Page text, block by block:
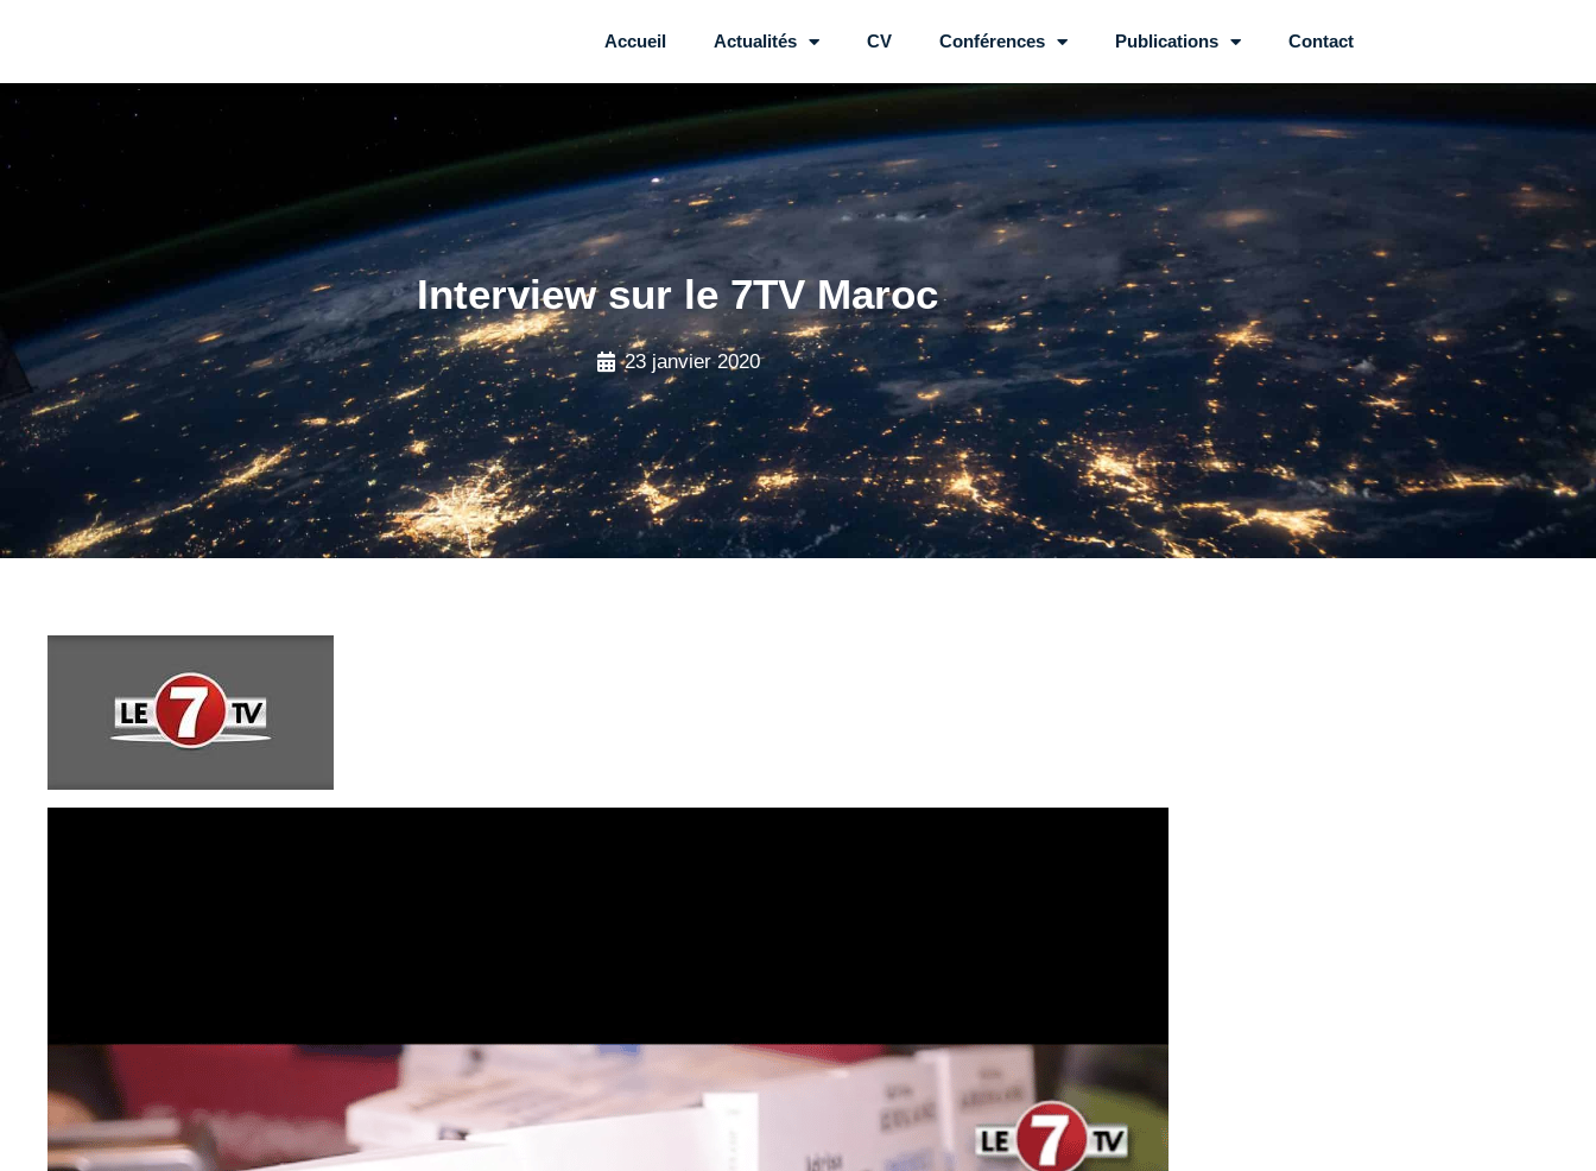
Accueil Actualités CV Conférences Publications Contact
Interview sur le 7TV Maroc
23 janvier 2020